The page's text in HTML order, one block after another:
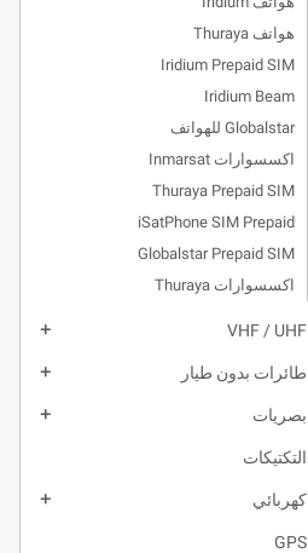
هواتف Thuraya
Iridium Prepaid SIM
Iridium Beam
Globalstar للهواتف
اكسسوارات Inmarsat
Thuraya Prepaid SIM
iSatPhone SIM Prepaid
Globalstar Prepaid SIM
اكسسوارات Thuraya
VHF / UHF
add
طائرات بدون طيار add
بصريات add
التكتيكات
كهربائي add
GPS